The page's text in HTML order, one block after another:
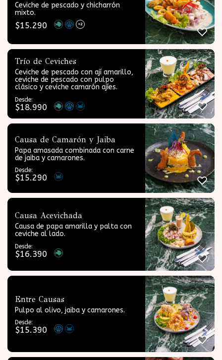
Ceviche de pescado y chicharrón
mixto.
$15.290 +2
Trío de Ceviches
Ceviche de pescado con ají amarillo,
ceviche de pescado con pulpo
clásico y ceviche camarón ajíes.
Desde:
$18.990
Causa de Camarón y Jaiba
Papa amasada combinada con carne
de jaiba y camarones.
Desde:
$15.290
Causa Acevichada
Causa de papa amarilla y palta con
ceviche al lado.
Desde:
$16.390
Entre Causas
Pulpo al olivo, jaiba y camarones.
Desde:
$15.390